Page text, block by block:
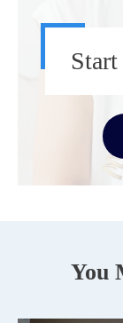
You